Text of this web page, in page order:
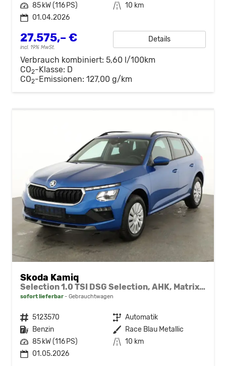
Leistung 85 kW (116 PS) Kilometerstand 10 km
01.04.2026
27.575,– €
incl. 19% MwSt.
Details
Verbrauch kombiniert: 5,60 l/100km
CO2-Klasse: D
CO2-Emissionen: 127,00 g/km
Skoda Kamiq
Selection 1.0 TSI DSG Selection, AHK, Matrix, Kamera, Ladeboden, Winter
sofort lieferbar Gebrauchtwagen
Fahrzeugnr. 5123570 Getriebe Automatik
Kraftstoff Benzin Außenfarbe Race Blau Metallic
Leistung 85 kW (116 PS) Kilometerstand 10 km
01.05.2026